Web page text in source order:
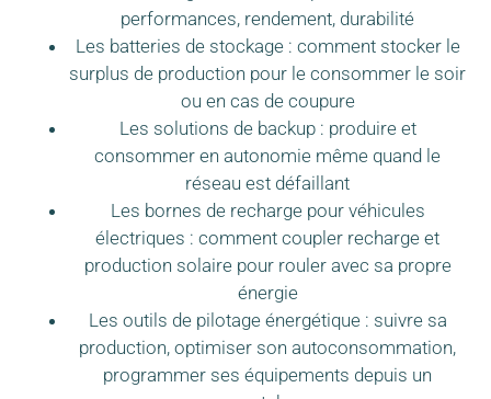
performances, rendement, durabilité
Les batteries de stockage : comment stocker le
surplus de production pour le consommer le soir
ou en cas de coupure
Les solutions de backup : produire et
consommer en autonomie même quand le
réseau est défaillant
Les bornes de recharge pour véhicules
électriques : comment coupler recharge et
production solaire pour rouler avec sa propre
énergie
Les outils de pilotage énergétique : suivre sa
production, optimiser son autoconsommation,
programmer ses équipements depuis un